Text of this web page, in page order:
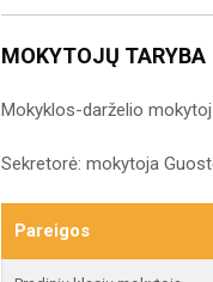
MOKYTOJŲ TARYBA
Mokyklos-darželio
Sekretorė: mokytoja
Pareigos